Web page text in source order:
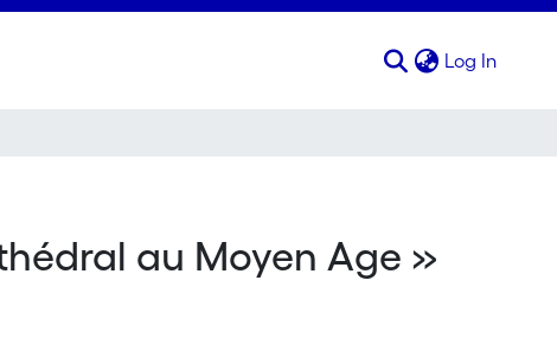
Log In
au Moyen Age »